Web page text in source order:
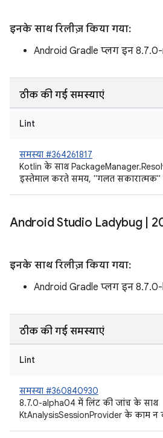
इनके साथ रिलीज़ किया गया:
Android Gradle प्लग इन
ठीक की गई समस्याएं
Lint
समस्या #364261817
Kotlin के साथ
इस्तेमाल करते समय, "गलत सकारात्मक"
Android Studio Ladybug
इनके साथ रिलीज़ किया गया:
Android Gradle प्लग इन
ठीक की गई समस्याएं
Lint
समस्या #360840930
8.7.0-alpha04 में लिंट की जांच के साथ
KtAnalysisSessionProvider के काम न